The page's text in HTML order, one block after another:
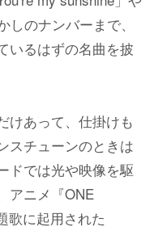
しのナンバーまで、
いるはずの名曲を披
けあって、仕掛けも
スチューンのときは
ドでは光や映像を駆
アニメ『ONE
歌に起用された